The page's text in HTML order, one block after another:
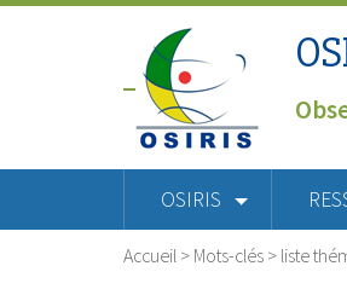
OSIRIS
Accueil > Mots-clés > liste